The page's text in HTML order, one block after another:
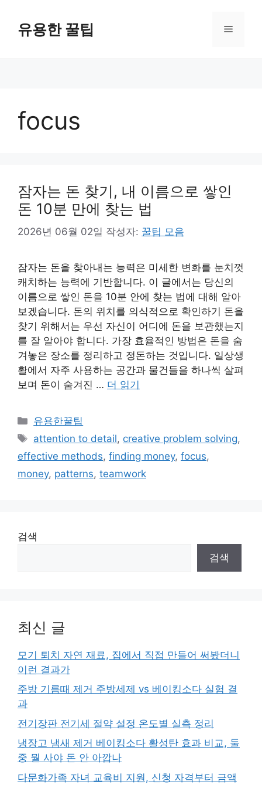
유용한 꿀팁 메
focus
잠자는 돈 찾기, 내 이름으로 쌓인
돈 10분 만에 찾는 법
2026년 06월 02일 작성자: 꿀팁 모음
잠자는 돈을 찾아내는 능력은 미세한 변화를 눈치껏
캐치하는 능력에 기반합니다. 이 글에서는 당신의
이름으로 쌓인 돈을 10분 안에 찾는 법에 대해 알아
보겠습니다. 돈의 위치를 의식적으로 확인하기 돈을
찾기 위해서는 우선 자신이 어디에 돈을 보관했는지
를 잘 알아야 합니다. 가장 효율적인 방법은 돈을 숨
겨놓은 장소를 정리하고 정돈하는 것입니다. 일상생
활에서 자주 사용하는 공간과 물건들을 하나씩 살펴
보며 돈이 숨겨진 … 더 읽기
카
테
리
유용한꿀팁
태
그
attention to detail, creative problem solving,
effective methods, finding money, focus,
money, patterns, teamwork
검색
검색
최신 글
모기 퇴치 자연 재료, 집에서 직접 만들어 써봤더니
이런 결과가
주방 기름때 제거 주방세제 vs 베이킹소다 실험 결
과
전기장판 전기세 절약 설정 온도별 실측 정리
냉장고 냄새 제거 베이킹소다 활성탄 효과 비교, 둘
중 뭘 사야 돈 안 아깝나
다문화가족 자녀 교육비 지원, 신청 자격부터 금액